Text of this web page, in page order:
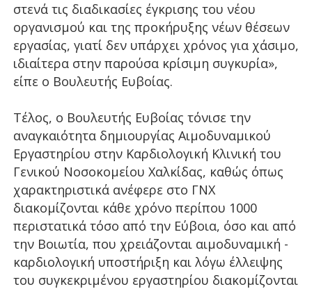
στενά τις διαδικασίες έγκρισης του νέου
οργανισμού και της προκήρυξης νέων θέσεων
εργασίας, γιατί δεν υπάρχει χρόνος για χάσιμο,
ιδιαίτερα στην παρούσα κρίσιμη συγκυρία»,
είπε ο Βουλευτής Ευβοίας.
Τέλος, ο Βουλευτής Ευβοίας τόνισε την
αναγκαιότητα δημιουργίας Αιμοδυναμικού
Εργαστηρίου στην Καρδιολογική Κλινική του
Γενικού Νοσοκομείου Χαλκίδας, καθώς όπως
χαρακτηριστικά ανέφερε στο ΓΝΧ
διακομίζονται κάθε χρόνο περίπου 1000
περιστατικά τόσο από την Εύβοια, όσο και από
την Βοιωτία, που χρειάζονται αιμοδυναμική -
καρδιολογική υποστήριξη και λόγω έλλειψης
του συγκεκριμένου εργαστηρίου διακομίζονται